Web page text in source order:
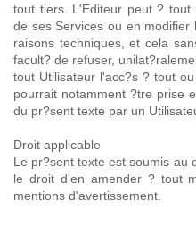
tout tiers. L'Editeur peut ?
de ses Services ou en
raisons techniques, et cela
facult? de refuser,
tout Utilisateur l'acc?s ? tout
pourrait notamment ?tre prise
du pr?sent texte par un
Droit applicable
Le pr?sent texte est soumis au
le droit d'en amender ? tout
mentions d'avertissement.